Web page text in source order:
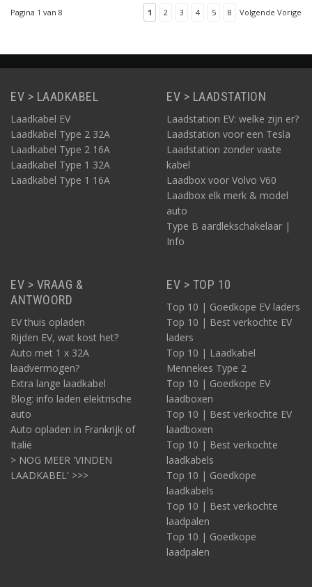
geheel gemaakt. De
prijs van deze kabel is
Pagina 1 van 8 1 2 3 4 5 8 Volgende Vorige
EV > LAADKABEL
Laadkabel EV
Laadkabel Type 2 32A
Laadkabel Type 2 16A
Laadkabel Type 1 32A
Laadkabel Type 1 16A
EV > LAADSTATION
Laadstation EV: welke zijn er?
Laadstation voor een Tesla
Laadstation zonder vaste
kabel
Laadbox voor Volvo V60
Laadbox elk merk & model
auto
Type B aardlekschakelaar |
Info
EV > VRAAG &
ANTWOORD
EV thuis opladen
Rijden EV, wat kost het?
Auto met 1 x 32A
laadvermogen?
Extra lange laadkabel
Blog: info laden elektrische
auto
Auto opladen in Frankrijk of
Italië
> NOG MEER 'VINDEN
LAADKABEL' >>>
EV > TOP 10
Top 10 | Goedkope EV laders
Top 10 | Best verkochte EV
laders
Top 10 | Laadkabel
Mennekes Type 2
Top 10 | Goedkope EV
laadboxen
Top 10 | Best verkochte EV
laadboxen
Top 10 | Best verkochte
laadkabels
Top 10 | Goedkope
laadkabels
Top 10 | Best verkochte
laadpalen
Top 10 | Goedkope
laadpalen